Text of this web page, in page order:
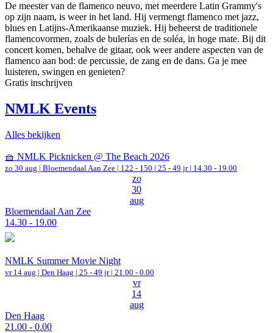
De meester van de flamenco neuvo, met meerdere Latin Grammy's
op zijn naam, is weer in het land. Hij vermengt flamenco met jazz,
blues en Latijns-Amerikaanse muziek. Hij beheerst de traditionele
flamencovormen, zoals de bulerías en de soléa, in hoge mate. Bij dit
concert komen, behalve de gitaar, ook weer andere aspecten van de
flamenco aan bod: de percussie, de zang en de dans. Ga je mee
luisteren, swingen en genieten?
Gratis inschrijven
NMLK Events
Alles bekijken
🧺 NMLK Picknicken @ The Beach 2026
zo 30 aug | Bloemendaal Aan Zee | 122 - 150 | 25 - 49 jr | 14.30 - 19.00
zo
30
aug
Bloemendaal Aan Zee
14.30 - 19.00
NMLK Summer Movie Night
vr 14 aug | Den Haag | 25 - 49 jr | 21.00 - 0.00
vr
14
aug
Den Haag
21.00 - 0.00